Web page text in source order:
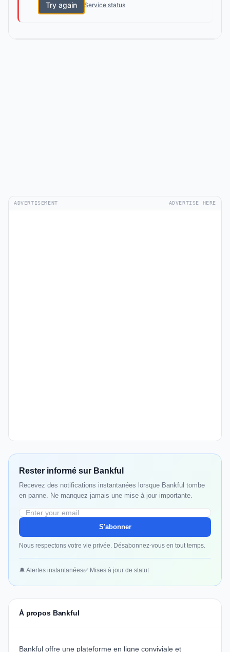
Try again Service status
ADVERTISEMENT ADVERTISE HERE
Rester informé sur Bankful
Recevez des notifications instantanées lorsque Bankful tombe
en panne. Ne manquez jamais une mise à jour importante.
S'abonner
Nous respectons votre vie privée. Désabonnez-vous en tout temps.
🔔 Alertes instantanées✅ Mises à jour de statut
À propos Bankful
Bankful offre une plateforme en ligne conviviale et